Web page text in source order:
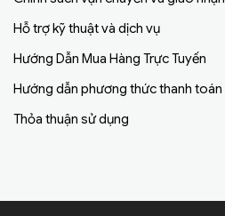
Hỗ trợ kỹ thuật và dịch vụ
Hướng Dẫn Mua Hàng Trực Tuyến
Hướng dẫn phương thức thanh toán
Thỏa thuận sử dụng